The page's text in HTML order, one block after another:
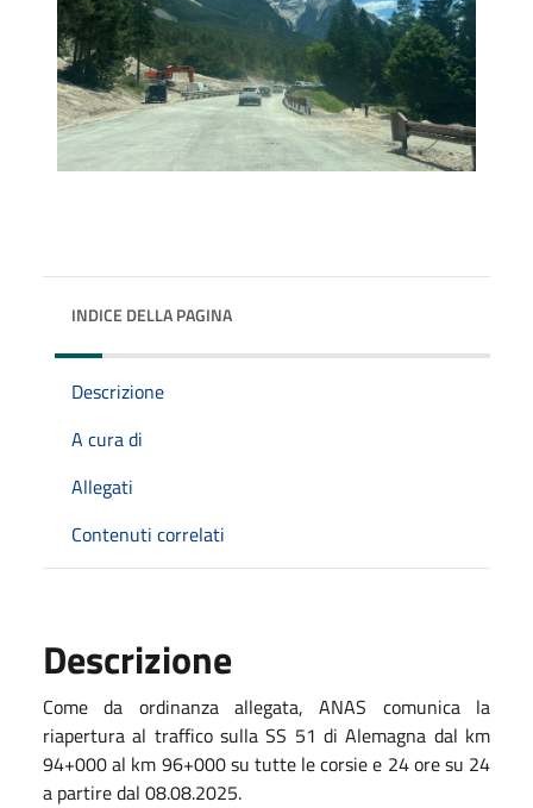
INDICE DELLA PAGINA
Descrizione
A cura di
Allegati
Contenuti correlati
Descrizione
Come da ordinanza allegata, ANAS comunica la
riapertura al traffico sulla SS 51 di Alemagna dal km
94+000 al km 96+000 su tutte le corsie e 24 ore su 24
a partire dal 08.08.2025.